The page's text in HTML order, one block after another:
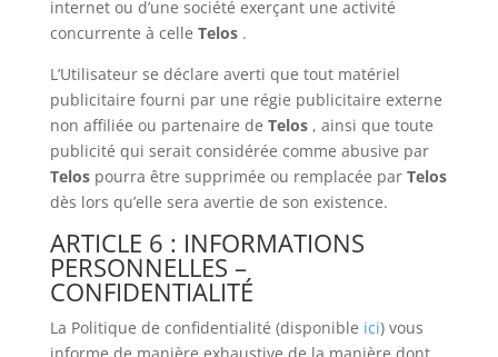
internet ou d’une société exerçant une activité
concurrente à celle Telos.
L’Utilisateur se déclare averti que tout matériel
publicitaire fourni par une régie publicitaire externe
non affiliée ou partenaire de Telos, ainsi que toute
publicité qui serait considérée comme abusive par
Telospourra être supprimée ou remplacée par Telos
dès lors qu’elle sera avertie de son existence.
ARTICLE 6 : INFORMATIONS
PERSONNELLES –
CONFIDENTIALITÉ
La Politique de confidentialité (disponible ici) vous